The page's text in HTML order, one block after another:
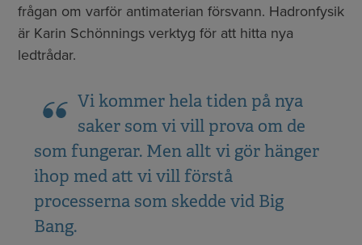
frågan om varför antimaterian försvann. Hadronfysik
är Karin Schönnings verktyg för att hitta nya
ledtrådar.
Vi kommer hela tiden på nya
saker som vi vill prova om de
som fungerar. Men allt vi gör hänger
ihop med att vi vill förstå
processerna som skedde vid Big
Bang.